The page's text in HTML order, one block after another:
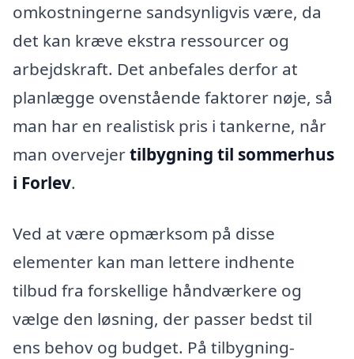
omkostningerne sandsynligvis være, da
det kan kræve ekstra ressourcer og
arbejdskraft. Det anbefales derfor at
planlægge ovenstående faktorer nøje, så
man har en realistisk pris i tankerne, når
man overvejertilbygning til sommerhus
i Forlev.
Ved at være opmærksom på disse
elementer kan man lettere indhente
tilbud fra forskellige håndværkere og
vælge den løsning, der passer bedst til
ens behov og budget. På tilbygning-